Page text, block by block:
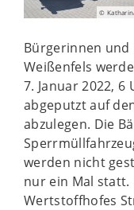
©
Bürgerinnen
Weißenfels
7. Januar 2022,
abgeputzt auf
abzulegen. Die
werden nicht
nur ein Mal statt.
Wertstoffhofes